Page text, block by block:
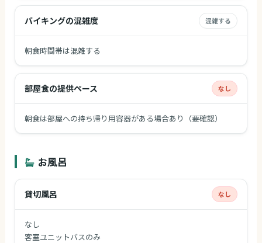
バイキングの混雑度 混雑する
朝食時間帯は混雑する
部屋食の提供ペース なし
朝食は部屋への持ち帰り用容器がある場合あり（要確認）
お風呂
貸切風呂 なし
なし
客室ユニットバスのみ